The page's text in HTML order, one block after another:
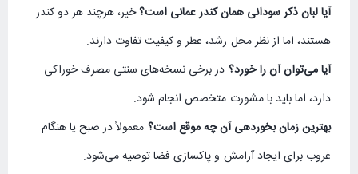
آیا لبان ذکر سودانی همان کندر عمانی است؟خیر، هرچند هر دو کندر
هستند، اما از نظر محل رشد، عطر و کیفیت تفاوت دارند.
آیا می‌توان آن را خورد؟ در برخی نسخه‌های سنتی مصرف خوراکی
دارد، اما باید با مشورت متخصص انجام شود.
بهترین زمان بخوردهی آن چه موقع است؟ معمولاً در صبح یا هنگام
غروب برای ایجاد آرامش و پاکسازی فضا توصیه می‌شود.